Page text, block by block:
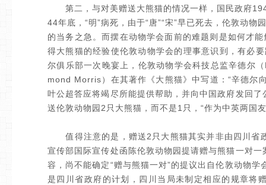
第二，与对美赠送大熊猫的情况一样，国民政府
44年底，“明”病死，由于“唐”“宋”早已死去，伦敦动
的当务之急。而摆在动物学会面前的难题则是如何才
得大熊猫的经验使伦敦动物学会的理事意识到，有必
尔俱乐部一次晚宴上，伦敦动物学会科技总监辛德尔
mond Morris）在其著作《大熊猫》中写道：“辛德尔
叶公超答应将竭尽所能提供帮助，并向中国政府发回
送伦敦动物园2只大熊猫，而不是1只，“作为中英两国
值得注意的是，赠送2只大熊猫其实并非由四川省
宣传部国际宣传处函陈伦敦动物园提请赠与熊猫一对
容，尚不能确定“赠与熊猫一对”的提议出自伦敦动物
是四川省政府的计划，四川当局未制定相应的规章将